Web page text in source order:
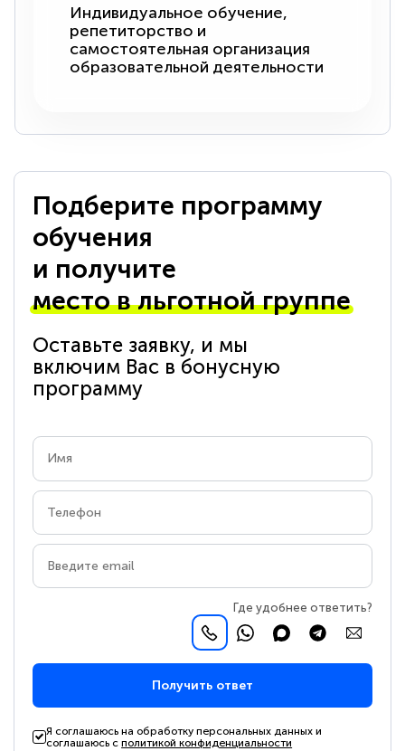
Индивидуальное обучение,
репетиторство и
самостоятельная организация
образовательной деятельности
Подберите программу
обучения
и получите
место в льготной группе
Оставьте заявку, и мы
включим Вас в бонусную
программу
Где удобнее ответить?
Получить ответ
Я соглашаюсь на обработку персональных данных и
соглашаюсь сполитикой конфиденциальности